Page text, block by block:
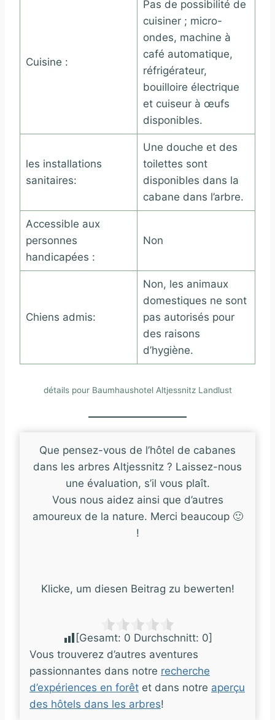
Cuisine :
Pas de possibilité de
cuisiner ; micro-
ondes, machine à
café automatique,
réfrigérateur,
bouilloire électrique
et cuiseur à œufs
disponibles.
les installations
sanitaires:
Une douche et des
toilettes sont
disponibles dans la
cabane dans l’arbre.
Accessible aux
personnes
handicapées :
Non
Chiens admis:
Non, les animaux
domestiques ne sont
pas autorisés pour
des raisons
d’hygiène.
détails pour Baumhaushotel Altjessnitz Landlust
Que pensez-vous de l’hôtel de cabanes
dans les arbres Altjessnitz ? Laissez-nous
une évaluation, s’il vous plaît.
Vous nous aidez ainsi que d’autres
amoureux de la nature. Merci beaucoup 🙂
!
Klicke, um diesen Beitrag zu bewerten!
[Gesamt: 0 Durchschnitt: 0]
Vous trouverez d’autres aventures
passionnantes dans notre recherche
d’expériences en forêt et dans notre aperçu
des hôtels dans les arbres!